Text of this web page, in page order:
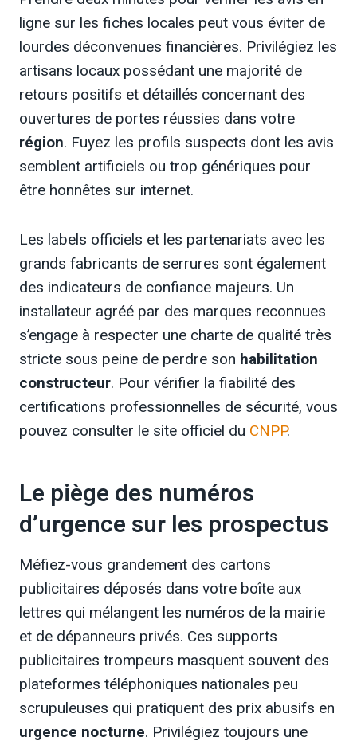
ligne sur les fiches locales peut vous éviter de
lourdes déconvenues financières. Privilégiez les
artisans locaux possédant une majorité de
retours positifs et détaillés concernant des
ouvertures de portes réussies dans votre
région. Fuyez les profils suspects dont les avis
semblent artificiels ou trop génériques pour
être honnêtes sur internet.
Les labels officiels et les partenariats avec les
grands fabricants de serrures sont également
des indicateurs de confiance majeurs. Un
installateur agréé par des marques reconnues
s’engage à respecter une charte de qualité très
stricte sous peine de perdre son habilitation
constructeur. Pour vérifier la fiabilité des
certifications professionnelles de sécurité, vous
pouvez consulter le site officiel du CNPP.
Le piège des numéros
d’urgence sur les prospectus
Méfiez-vous grandement des cartons
publicitaires déposés dans votre boîte aux
lettres qui mélangent les numéros de la mairie
et de dépanneurs privés. Ces supports
publicitaires trompeurs masquent souvent des
plateformes téléphoniques nationales peu
scrupuleuses qui pratiquent des prix abusifs en
urgence nocturne. Privilégiez toujours une